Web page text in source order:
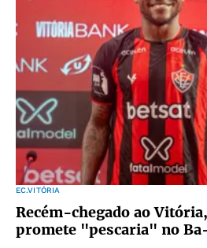
EC.VITÓRIA
Recém-chegado ao
promete "pescaria" no